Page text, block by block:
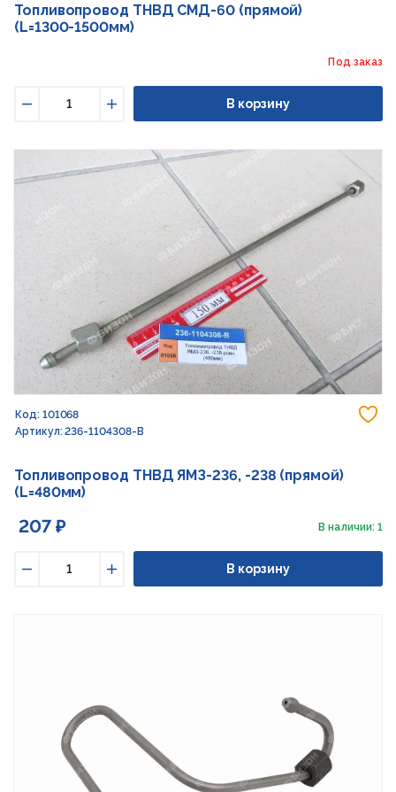
Топливопровод ТНВД СМД-60 (прямой)
(L=1300-1500мм)
Под заказ
Увеличить
В корзину
Код: 101068
Артикул: 236-1104308-В
Топливопровод ТНВД ЯМЗ-236, -238 (прямой)
(L=480мм)
207 ₽ В наличии: 1
Увеличить
В корзину